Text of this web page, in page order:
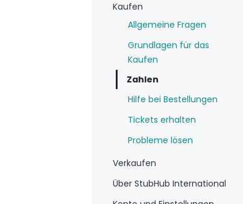
Kaufen
Allgemeine Fragen
Grundlagen für das
Kaufen
Zahlen
Hilfe bei Bestellungen
Tickets erhalten
Probleme lösen
Verkaufen
Über StubHub International